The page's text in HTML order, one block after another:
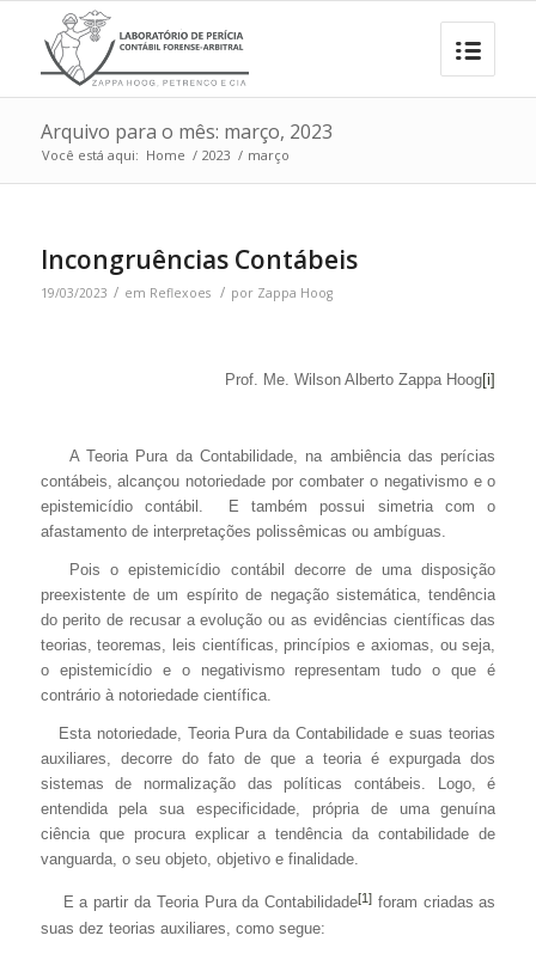
Arquivo para o mês: março, 2023
Você está aqui: Home / 2023 / março
Incongruências Contábeis
19/03/2023 / em Reflexoes / por Zappa Hoog
Prof. Me. Wilson Alberto Zappa Hoog[i]
A Teoria Pura da Contabilidade, na ambiência das perícias
contábeis, alcançou notoriedade por combater o negativismo e o
epistemicídio contábil. E também possui simetria com o
afastamento de interpretações polissêmicas ou ambíguas.
Pois o epistemicídio contábil decorre de uma disposição
preexistente de um espírito de negação sistemática, tendência
do perito de recusar a evolução ou as evidências científicas das
teorias, teoremas, leis científicas, princípios e axiomas, ou seja,
o epistemicídio e o negativismo representam tudo o que é
contrário à notoriedade científica.
Esta notoriedade, Teoria Pura da Contabilidade e suas teorias
auxiliares, decorre do fato de que a teoria é expurgada dos
sistemas de normalização das políticas contábeis. Logo, é
entendida pela sua especificidade, própria de uma genuína
ciência que procura explicar a tendência da contabilidade de
vanguarda, o seu objeto, objetivo e finalidade.
E a partir da Teoria Pura da Contabilidade[1] foram criadas as
suas dez teorias auxiliares, como segue: